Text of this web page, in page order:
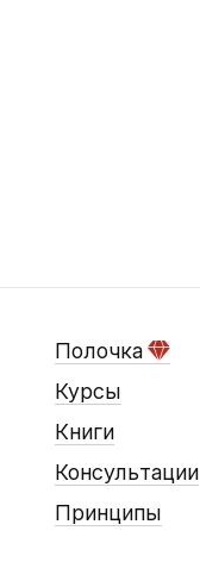
Полочка
Курсы
Книги
Консультации
Принципы